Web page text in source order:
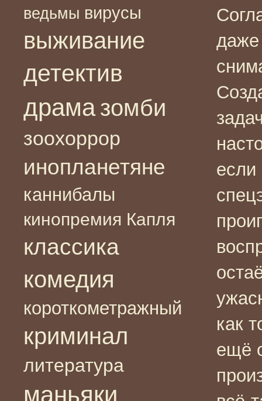
ведьмы вирусы
выживание
детектив
драма зомби
зоохоррор
инопланетяне
каннибалы
кинопремия Капля
классика
комедия
короткометражный
криминал
литература
маньяки
даже
как
ещё